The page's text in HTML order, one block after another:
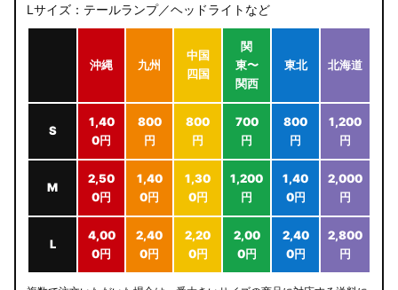
Lサイズ：テールランプ／ヘッドライトなど
沖縄 九州
中国
四国
関
東〜
関西
東北 北海道
S
1,40
0円
800
円
800
円
700
円
800
円
1,200
円
M
2,50
0円
1,40
0円
1,30
0円
1,200
円
1,40
0円
2,000
円
L
4,00
0円
2,40
0円
2,20
0円
2,00
0円
2,40
0円
2,800
円